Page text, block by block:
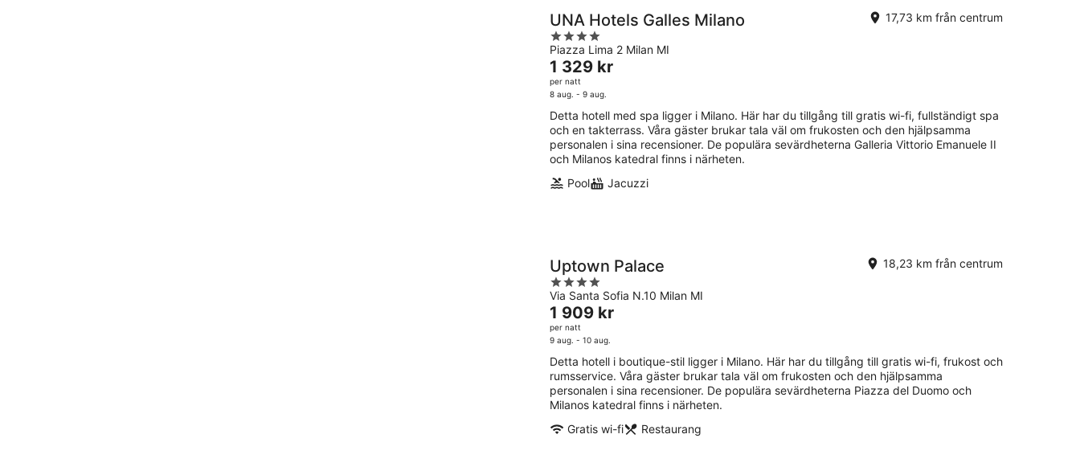
UNA Hotels Galles Milano
4
out
of
5
Piazza Lima 2 Milan MI
17,73 km från centrum
Priset
är
1 329 kr
per
natt
1 329 kr
per natt
8 aug. - 9 aug.
Detta hotell med spa ligger i Milano. Här har du tillgång till gratis wi-fi, fullständigt spa
och en takterrass. Våra gäster brukar tala väl om frukosten och den hjälpsamma
personalen i sina recensioner. De populära sevärdheterna Galleria Vittorio Emanuele II
och Milanos katedral finns i närheten.
Pool
Jacuzzi
Uptown Palace
4
out
of
5
Via Santa Sofia N.10 Milan MI
18,23 km från centrum
Priset
är
1 909 kr
per
natt
1 909 kr
per natt
9 aug. - 10 aug.
Detta hotell i boutique-stil ligger i Milano. Här har du tillgång till gratis wi-fi, frukost och
rumsservice. Våra gäster brukar tala väl om frukosten och den hjälpsamma
personalen i sina recensioner. De populära sevärdheterna Piazza del Duomo och
Milanos katedral finns i närheten.
Gratis wi-fi
Restaurang